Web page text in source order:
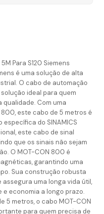
Para S120 Siemens
é uma solução de alta
O cabo de automação
ideal para quem
Com uma
este cabo de 5 metros é
do SINAMICS
este cabo de sinal
que os sinais não sejam
O MOT-CON 800 é
garantindo uma
Sua construção robusta
uma longa vida útil,
economia a longo prazo.
5 metros, o cabo MOT-CON
para quem precisa de